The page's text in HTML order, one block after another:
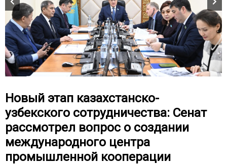
Новый этап казахстанско-
узбекского сотрудничества: Сенат
рассмотрел вопрос о создании
международного центра
промышленной кооперации